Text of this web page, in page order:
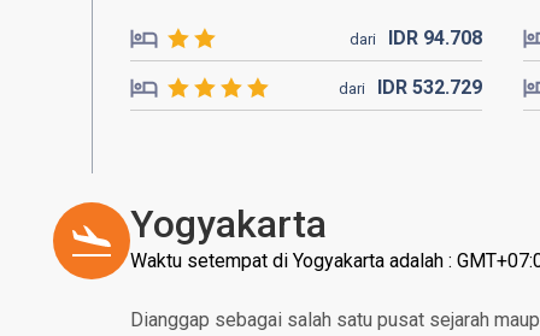
dari IDR 94.708
dari IDR 532.729
Yogyakarta
Waktu setempat di Yogyakarta adalah :
Dianggap sebagai salah satu pusat sejarah